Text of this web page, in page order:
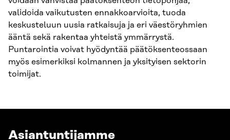
validoida vaikutusten ennakkoarvioita, tuoda
keskusteluun uusia ratkaisuja ja eri väestöryhmien
ääntä sekä rakentaa yhteistä ymmärrystä.
Puntarointia voivat hyödyntää päätöksenteossaan
myös esimerkiksi kolmannen ja yksityisen sektorin
toimijat.
Asiantuntijamme